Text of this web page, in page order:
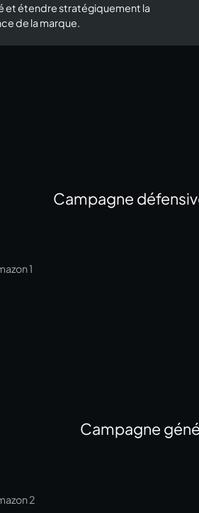
et étendre stratégiquement la
de la marque.
Campagne
Campagne